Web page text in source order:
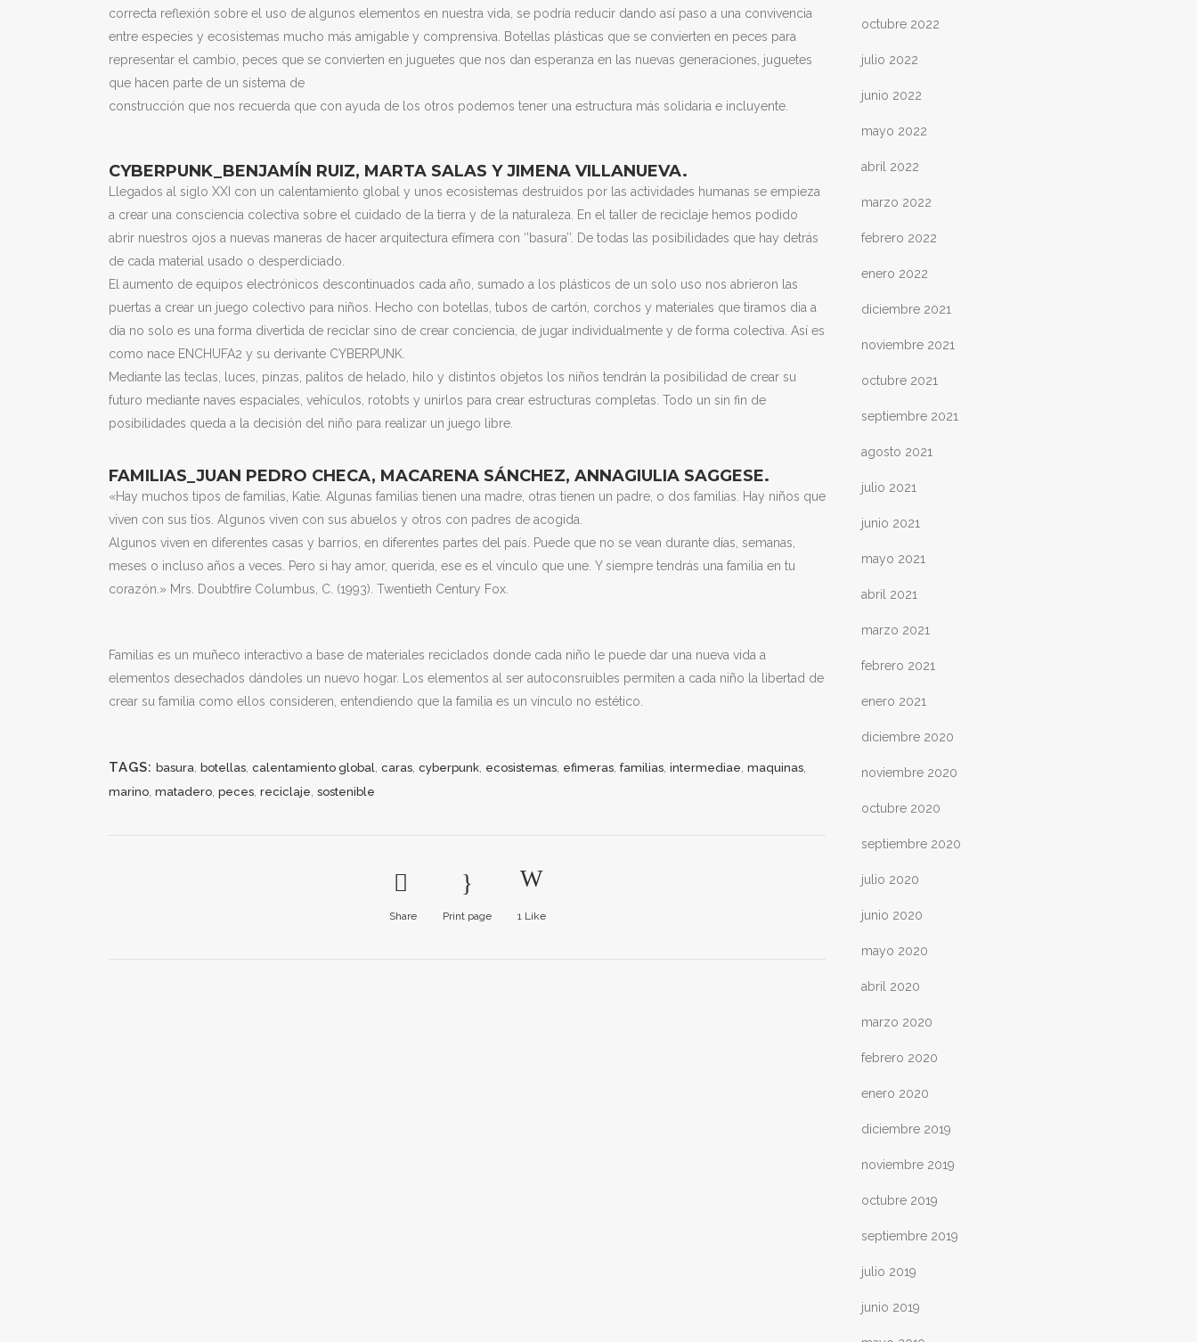
correcta reflexión sobre el uso de algunos elementos en nuestra vida, se podría reducir dando así paso a una convivencia
entre especies y ecosistemas mucho más amigable y comprensiva. Botellas plásticas que se convierten en peces para
representar el cambio, peces que se convierten en juguetes que nos dan esperanza en las nuevas generaciones, juguetes
que hacen parte de un sistema de
construcción que nos recuerda que con ayuda de los otros podemos tener una estructura más solidaria e incluyente.
CYBERPUNK_BENJAMÍN RUIZ, MARTA SALAS Y JIMENA VILLANUEVA.
Llegados al siglo XXI con un calentamiento global y unos ecosistemas destruidos por las actividades humanas se empieza
a crear una consciencia colectiva sobre el cuidado de la tierra y de la naturaleza. En el taller de reciclaje hemos podido
abrir nuestros ojos a nuevas maneras de hacer arquitectura efímera con ‘’basura’’. De todas las posibilidades que hay detrás
de cada material usado o desperdiciado.
El aumento de equipos electrónicos descontinuados cada año, sumado a los plásticos de un solo uso nos abrieron las
puertas a crear un juego colectivo para niños. Hecho con botellas, tubos de cartón, corchos y materiales que tiramos dia a
día no solo es una forma divertida de reciclar sino de crear conciencia, de jugar individualmente y de forma colectiva. Así es
como nace ENCHUFA2 y su derivante CYBERPUNK.
Mediante las teclas, luces, pinzas, palitos de helado, hilo y distintos objetos los niños tendrán la posibilidad de crear su
futuro mediante naves espaciales, vehículos, rotobts y unirlos para crear estructuras completas. Todo un sin fin de
posibilidades queda a la decisión del niño para realizar un juego libre.
FAMILIAS_JUAN PEDRO CHECA, MACARENA SÁNCHEZ, ANNAGIULIA SAGGESE.
«Hay muchos tipos de familias, Katie. Algunas familias tienen una madre, otras tienen un padre, o dos familias. Hay niños que
viven con sus tíos. Algunos viven con sus abuelos y otros con padres de acogida.
Algunos viven en diferentes casas y barrios, en diferentes partes del país. Puede que no se vean durante días, semanas,
meses o incluso años a veces. Pero si hay amor, querida, ese es el vínculo que une. Y siempre tendrás una familia en tu
corazón.» Mrs. Doubtfire Columbus, C. (1993). Twentieth Century Fox.
Familias es un muñeco interactivo a base de materiales reciclados donde cada niño le puede dar una nueva vida a
elementos desechados dándoles un nuevo hogar. Los elementos al ser autoconsruibles permiten a cada niño la libertad de
crear su familia como ellos consideren, entendiendo que la familia es un vínculo no estético.
TAGS: basura botellas calentamiento global caras cyberpunk ecosistemas efimeras familias intermediae maquinas
marino matadero peces reciclaje sostenible
Share Print page 1Like
octubre 2022
julio 2022
junio 2022
mayo 2022
abril 2022
marzo 2022
febrero 2022
enero 2022
diciembre 2021
noviembre 2021
octubre 2021
septiembre 2021
agosto 2021
julio 2021
junio 2021
mayo 2021
abril 2021
marzo 2021
febrero 2021
enero 2021
diciembre 2020
noviembre 2020
octubre 2020
septiembre 2020
julio 2020
junio 2020
mayo 2020
abril 2020
marzo 2020
febrero 2020
enero 2020
diciembre 2019
noviembre 2019
octubre 2019
septiembre 2019
julio 2019
junio 2019